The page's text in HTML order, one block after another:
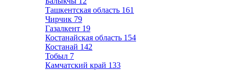
Ташкентская область 161
Чирчик 79
Газалкент 19
Костанайская область 154
Костанай 142
Тобыл 7
Камчатский край 133